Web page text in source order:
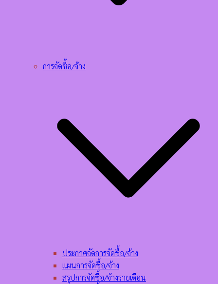
การจัดชื้อ/จ้าง
ประกาศจัดการจัดชื้อ/จ้าง
แผนการจัดชื้อ/จ้าง
สรุปการจัดชื้อ/จ้างรายเดือน